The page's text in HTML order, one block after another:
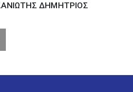
ΔΗΜΗΤΡΙΟΣ